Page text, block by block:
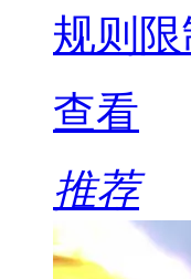
规则
查看
推荐